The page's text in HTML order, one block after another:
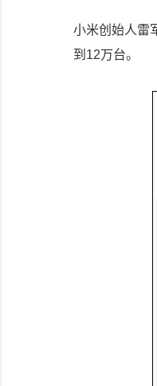
小米创始人雷
到12万台。